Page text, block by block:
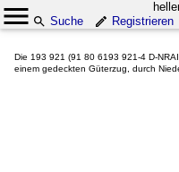
Suche
Registrieren
Die 193 921 (91 80 6193 921-4 D-
einem gedeckten Güterzug, durch